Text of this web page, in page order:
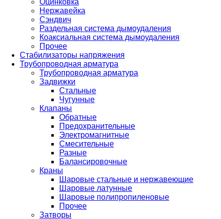
Оцинковка
Нержавейка
Сэндвич
Раздельная система дымоудаления
Коаксиальная система дымоудаления
Прочее
Стабилизаторы напряжения
Трубопроводная арматура
Трубопроводная арматура
Задвижки
Стальные
Чугунные
Клапаны
Обратные
Предохранительные
Электромагнитные
Смесительные
Разные
Балансировочные
Краны
Шаровые стальные и нержавеющие
Шаровые латунные
Шаровые полипропиленовые
Прочее
Затворы